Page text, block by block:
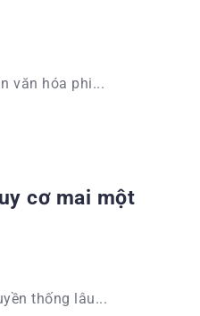
văn hóa phi...
cơ mai một
thống lâu...